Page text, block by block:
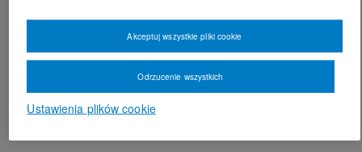
Ustawienia plików cookie
Odrzucenie wszystkich
Akceptuj wszystkie pliki cookie